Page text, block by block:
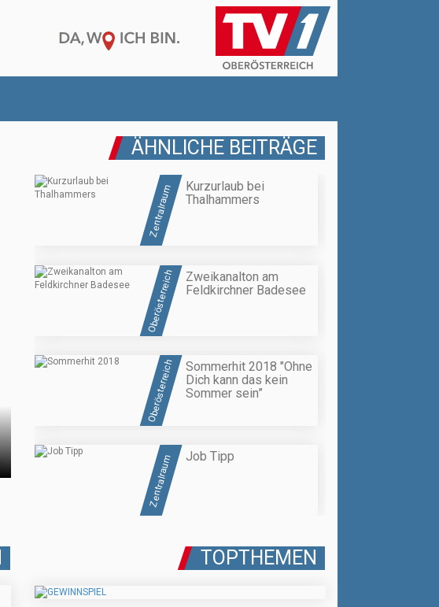
ÄHNLICHE BEITRÄGE
Zentralraum
Kurzurlaub bei
Thalhammers
Oberösterreich
Zweikanalton am
Feldkirchner Badesee
Oberösterreich
Sommerhit 2018 "Ohne
Dich kann das kein
Sommer sein”
Zentralraum Job Tipp
TOPTHEMEN